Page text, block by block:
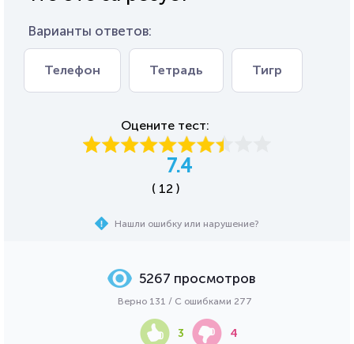
Варианты ответов:
Телефон Тетрадь Тигр
Оцените тест:
7.4
( 12 )
Нашли ошибку или нарушение?
5267 просмотров
Верно 131 / С ошибками 277
3 4